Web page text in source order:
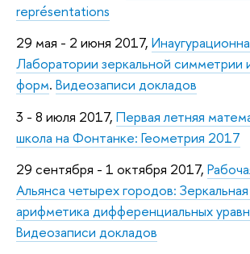
représentations
29 мая - 2 июня 2017,
Лаборатории зеркальной симметрии
форм. Видеозаписи докладов
3 - 8 июля 2017, Первая летняя
школа на Фонтанке: Геометрия 2017
29 сентября - 1 октября 2017,
Альянса четырех городов:
арифметика дифференциальных
Видеозаписи докладов